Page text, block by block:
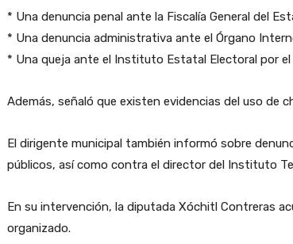
* Una denuncia penal ante la Fiscalía General del
* Una denuncia administrativa ante el Órgano
* Una queja ante el Instituto Estatal Electoral por
Además, señaló que existen evidencias del uso de
El dirigente municipal también informó sobre
públicos, así como contra el director del Instituto
En su intervención, la diputada Xóchitl Contreras
organizado.